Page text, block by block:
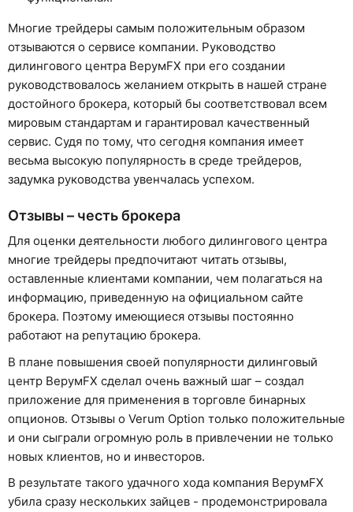
Многие трейдеры самым положительным образом
отзываются о сервисе компании. Руководство
дилингового центра ВерумFX при его создании
руководствовалось желанием открыть в нашей стране
достойного брокера, который бы соответствовал всем
мировым стандартам и гарантировал качественный
сервис. Судя по тому, что сегодня компания имеет
весьма высокую популярность в среде трейдеров,
задумка руководства увенчалась успехом.
Отзывы – честь брокера
Для оценки деятельности любого дилингового центра
многие трейдеры предпочитают читать отзывы,
оставленные клиентами компании, чем полагаться на
информацию, приведенную на официальном сайте
брокера. Поэтому имеющиеся отзывы постоянно
работают на репутацию брокера.
В плане повышения своей популярности дилинговый
центр ВерумFX сделал очень важный шаг – создал
приложение для применения в торговле бинарных
опционов. Отзывы о Verum Option только положительные
и они сыграли огромную роль в привлечении не только
новых клиентов, но и инвесторов.
В результате такого удачного хода компания ВерумFX
убила сразу нескольких зайцев - продемонстрировала